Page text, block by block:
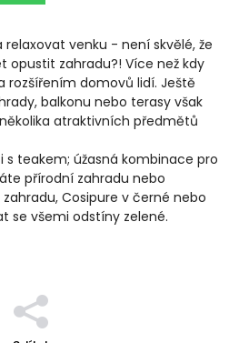
venku - není skvělé, že
opustit zahradu?! Více než kdy
rozšířením domovů lidí. Ještě
balkonu nebo terasy však
atraktivních předmětů
teakem; úžasná kombinace pro
přírodní zahradu nebo
Cosipure v černé nebo
se všemi odstíny zelené.